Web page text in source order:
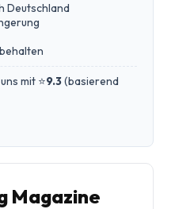
Deutschland
mit ⭐9.3(basierend
Magazine